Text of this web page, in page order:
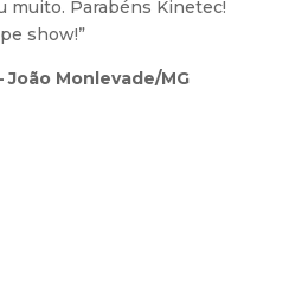
muito. Parabéns Kinetec!
show!”
Monlevade/MG